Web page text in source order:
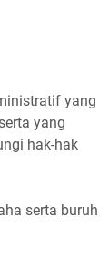
yang
yang
hak-hak
serta buruh